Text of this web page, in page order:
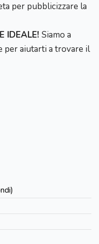
per pubblicizzare la
IDEALE! Siamo a
per aiutarti a trovare il